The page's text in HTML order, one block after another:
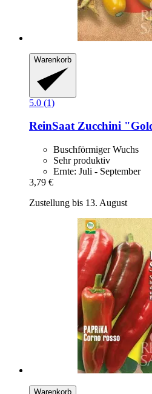
Warenkorb
5.0 (1)
ReinSaatZucchini
Buschförmiger Wuchs
Sehr produktiv
Ernte: Juli - September
3,79 €
Zustellung bis 13. August
Warenkorb